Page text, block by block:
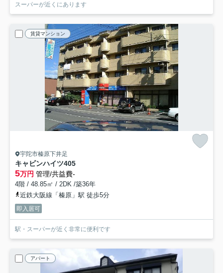
スーパーが近くにあります
賃貸マンション
宇陀市榛原下井足
キャビンハイツ405
5万円 管理/共益費-
4階 / 48.85㎡ / 2DK /築36年
近鉄大阪線「榛原」駅 徒歩5分
即入居可
駅・スーパーが近く非常に便利です
アパート